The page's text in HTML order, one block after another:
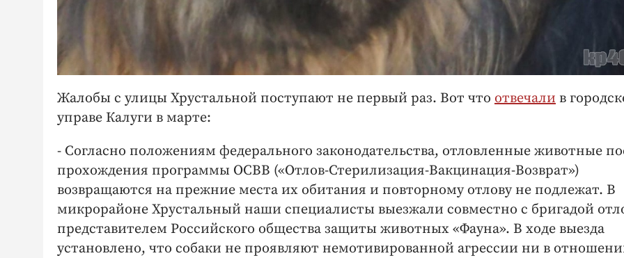
Жалобы с улицы Хрустальной поступают не первый раз. Вот что отвечали в
управе Калуги в марте:
- Согласно положениям федерального законодательства, отловленные животные
прохождения программы ОСВВ («Отлов-Стерилизация-Вакцинация-Возврат»)
возвращаются на прежние места их обитания и повторному отлову не подлежат. В
микрорайоне Хрустальный наши специалисты выезжали совместно с бригадой
представителем Российского общества защиты животных «Фауна». В ходе выезда
установлено, что собаки не проявляют немотивированной агрессии ни в